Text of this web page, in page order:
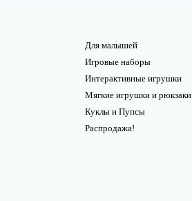
Для малышей
Игровые наборы
Интерактивные игрушки
Мягкие игрушки и рюкзаки
Куклы и Пупсы
Распродажа!